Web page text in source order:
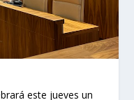
este jueves un